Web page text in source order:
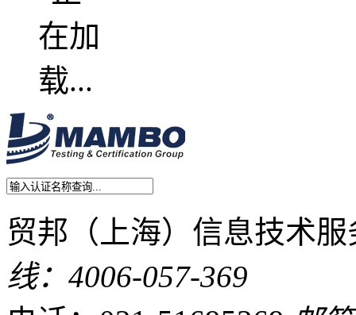
贸邦（上海）信息技术
线：4006-057-369